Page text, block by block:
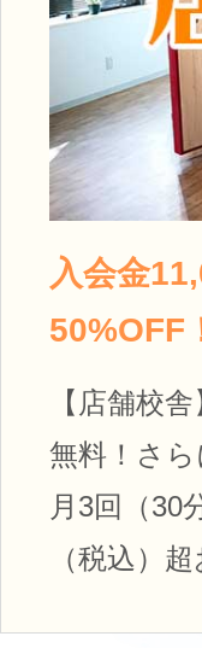
入会金
50%OFF
【店舗校
無料！さ
月3回（30
（税込）